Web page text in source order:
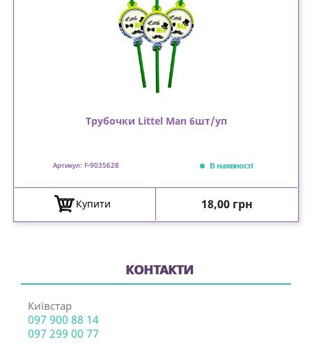
Трубочки Littel Man 6шт/уп
Артикул: F-9035628 В наявності
Купити Ціна
18,00 грн
КОНТАКТИ
Київстар
097 900 88 14
097 299 00 77